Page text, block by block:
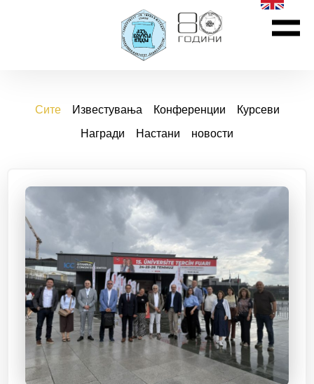
Известувања Конференции
Курсеви
Награди
Настани новости
Сите